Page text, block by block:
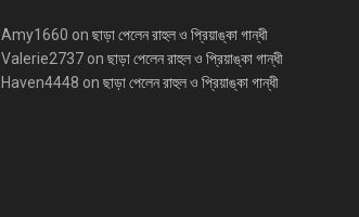
Amy1660 on ছাড়া পেলেন রাহুল ও প্রিয়াঙ্কা গান্ধী
Valerie2737 on ছাড়া পেলেন রাহুল ও প্রিয়াঙ্কা গান্ধী
Haven4448 on ছাড়া পেলেন রাহুল ও প্রিয়াঙ্কা গান্ধী